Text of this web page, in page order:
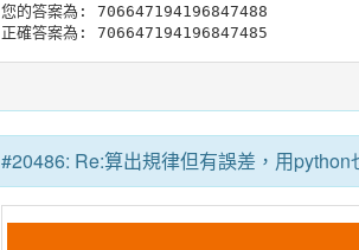
您的答案為: 706647194196847488
正確答案為: 706647194196847485
#20486: Re:算出規律但有誤差，用python